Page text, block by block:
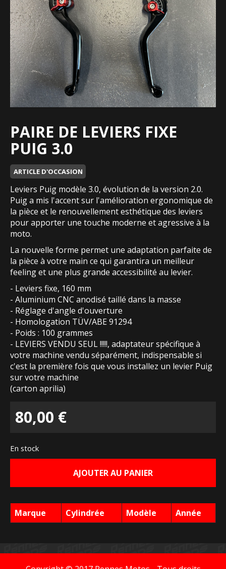
PAIRE DE LEVIERS FIXE
PUIG 3.0
ARTICLE D'OCCASION
Leviers Puig modèle 3.0, évolution de la version 2.0.
Puig a mis l'accent sur l'amélioration ergonomique de
la pièce et le renouvellement esthétique des leviers
pour apporter une touche moderne et agressive à la
moto.
La nouvelle forme permet une adaptation parfaite de
la pièce à votre main ce qui garantira un meilleur
feeling et une plus grande accessibilité au levier.
- Leviers fixe, 160 mm
- Aluminium CNC anodisé taillé dans la masse
- Réglage d'angle d'ouverture
- Homologation TÜV/ABE 91294
- Poids : 100 grammes
- LEVIERS VENDU SEUL !!!!!, adaptateur spécifique à
votre machine vendu séparément, indispensable si
c'est la première fois que vous installez un levier Puig
sur votre machine
(carton aprilia)
80,00 €
En stock
AJOUTER AU PANIER
Marque Cylindrée Modèle Année